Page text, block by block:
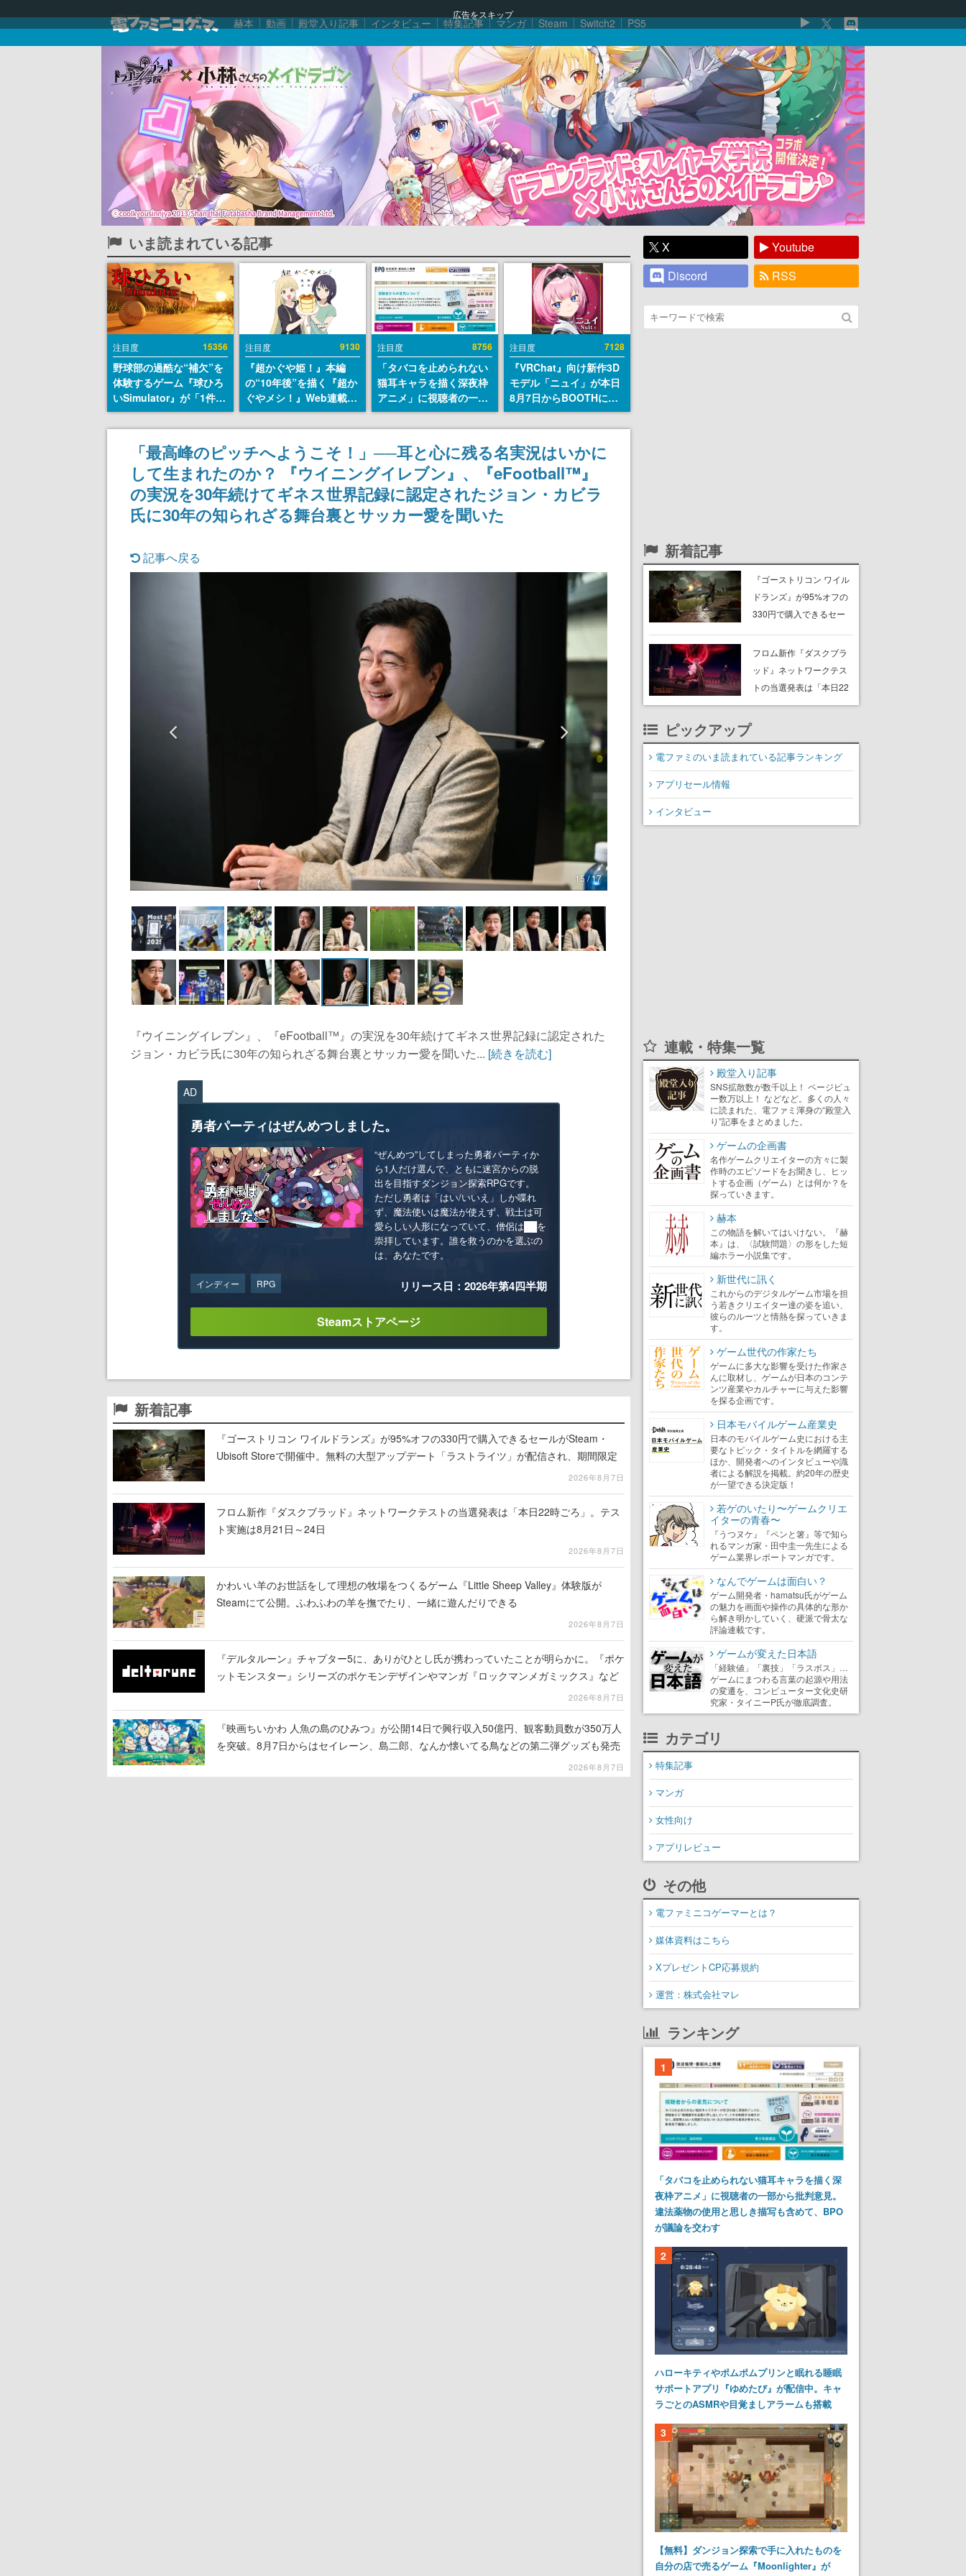
広告をスキップ
赫本 動画 殿堂入り記事 インタビュー 特集記事 マンガ Steam Switch2 PS5
いま読まれている記事
注目度 15356
野球部の過酷な“補欠”を
体験するゲーム『球ひろ
いSimulator』が「1件」
のウィッシュリストをも
とにチェコ語に対応し
SNSで話題に。『キング
ダム・カム』開発元やチ
ェコのプロ野球選手から
称賛の声
注目度 9130
『超かぐや姫！』本編
の“10年後”を描く『超か
ぐやメシ！』Web連載決
定。新たなWebマンガレ
ーベル「ビビビコミッ
ク」にて特別話が掲載ス
タート、あのお話には…
まだ続きがある！
注目度 8756
「タバコを止められない
猫耳キャラを描く深夜枠
アニメ」に視聴者の一部
から批判意見。違法薬物
の使用と思しき描写も含
めて、BPOが議論を交わ
す
注目度 7128
『VRChat』向け新作3D
モデル「ニュイ」が本日
8月7日からBOOTHにて
発売。瞳に光る星や感情
豊かな表情が、小悪魔か
わいい
「最高峰のピッチへようこそ！」──耳と心に残る名実況はいかに
して生まれたのか？ 『ウイニングイレブン』、『eFootball™︎』
の実況を30年続けてギネス世界記録に認定されたジョン・カビラ
氏に30年の知られざる舞台裏とサッカー愛を聞いた
記事へ戻る
15 / 17
『ウイニングイレブン』、『eFootball™︎』の実況を30年続けてギネス世界記録に認定された
ジョン・カビラ氏に30年の知られざる舞台裏とサッカー愛を聞いた... [続きを読む]
AD
勇者パーティはぜんめつしました。
“ぜんめつ”してしまった勇者パーティか
ら1人だけ選んで、ともに迷宮からの脱
出を目指すダンジョン探索RPGです。
ただし勇者は「はい/いいえ」しか喋れ
ず、魔法使いは魔法が使えず、戦士は可
愛らしい人形になっていて、僧侶は██を
崇拝しています。誰を救うのかを選ぶの
は、あなたです。
インディー RPG リリース日：2026年第4四半期
Steamストアページ
新着記事
『ゴーストリコン ワイルドランズ』が95%オフの330円で購入できるセールがSteam・
Ubisoft Storeで開催中。無料の大型アップデート「ラストライツ」が配信され、期間限定
2026年8月7日
フロム新作『ダスクブラッド』ネットワークテストの当選発表は「本日22時ごろ」。テス
ト実施は8月21日～24日
2026年8月7日
かわいい羊のお世話をして理想の牧場をつくるゲーム『Little Sheep Valley』体験版が
Steamにて公開。ふわふわの羊を撫でたり、一緒に遊んだりできる
2026年8月7日
『デルタルーン』チャプター5に、ありがひとし氏が携わっていたことが明らかに。『ポケ
ットモンスター』シリーズのポケモンデザインやマンガ『ロックマンメガミックス』など
2026年8月7日
『映画ちいかわ 人魚の島のひみつ』が公開14日で興行収入50億円、観客動員数が350万人
を突破。8月7日からはセイレーン、島二郎、なんか懐いてる鳥などの第二弾グッズも発売
2026年8月7日
X
Youtube
Discord
RSS
新着記事
『ゴーストリコン ワイル
ドランズ』が95%オフの
330円で購入できるセー
Storeで開催中。無料の大
型アップデート「ラスト
ライツ」が配信され、期
フロム新作『ダスクブラ
ッド』ネットワークテス
トの当選発表は「本日22
時ごろ」。テスト実施は8
ピックアップ
電ファミのいま読まれている記事ランキング
アプリセール情報
インタビュー
連載・特集一覧
殿堂入り記事
SNS拡散数が数千以上！ ページビュ
ー数万以上！ などなど。多くの人々
に読まれた、電ファミ渾身の“殿堂入
り”記事をまとめました。
ゲームの企画書
名作ゲームクリエイターの方々に製
作時のエピソードをお聞きし、ヒッ
トする企画（ゲーム）とは何か？を
探っていきます。
赫本
この物語を解いてはいけない。『赫
本』は、〈試験問題〉の形をした短
編ホラー小説集です。
新世代に訊く
これからのデジタルゲーム市場を担
う若きクリエイター達の姿を追い、
彼らのルーツと情熱を探っていきま
す。
ゲーム世代の作家たち
ゲームに多大な影響を受けた作家さ
んに取材し、ゲームが日本のコンテ
ンツ産業やカルチャーに与えた影響
を探る企画です。
日本モバイルゲーム産業史
日本のモバイルゲーム史における主
要なトピック・タイトルを網羅する
ほか、開発者へのインタビューや識
者による解説を掲載。約20年の歴史
が一望できる決定版！
若ゲのいたり〜ゲームクリエ
イターの青春〜
『うつヌケ』『ペンと箸』等で知ら
れるマンガ家・田中圭一先生による
ゲーム業界レポートマンガです。
なんでゲームは面白い？
ゲーム開発者・hamatsu氏がゲーム
の魅力を画面や操作の具体的な形か
ら解き明かしていく、硬派で骨太な
評論連載です。
ゲームが変えた日本語
「経験値」「裏技」「ラスボス」…
ゲームにまつわる言葉の起源や用法
の変遷を、コンピューター文化史研
究家・タイニーP氏が徹底調査。
カテゴリ
特集記事
マンガ
女性向け
アプリレビュー
その他
電ファミニコゲーマーとは？
媒体資料はこちら
XプレゼントCP応募規約
運営：株式会社マレ
ランキング
1
「タバコを止められない猫耳キャラを描く深
夜枠アニメ」に視聴者の一部から批判意見。
違法薬物の使用と思しき描写も含めて、BPO
が議論を交わす
2
ハローキティやポムポムプリンと眠れる睡眠
サポートアプリ『ゆめたび』が配信中。キャ
ラごとのASMRや目覚ましアラームも搭載
3
【無料】ダンジョン探索で手に入れたものを
自分の店で売るゲーム『Moonlighter』が